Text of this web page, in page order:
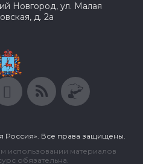
Новгород, ул. Малая
д. 2а
Россия». Все права защищены.
использовании материалов
обязательна.